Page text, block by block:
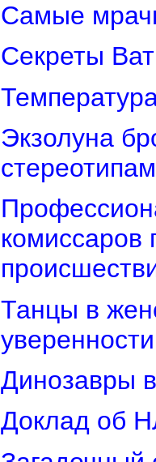
Самые
Секреты
Экзолуна
стереотипам
комиссаров
Танцы в
Динозавры
Доклад об